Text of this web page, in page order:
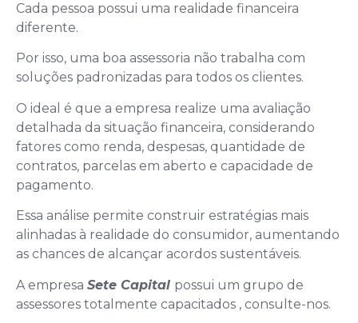
Cada pessoa possui uma realidade financeira
diferente.
Por isso, uma boa assessoria não trabalha com
soluções padronizadas para todos os clientes.
O ideal é que a empresa realize uma avaliação
detalhada da situação financeira, considerando
fatores como renda, despesas, quantidade de
contratos, parcelas em aberto e capacidade de
pagamento.
Essa análise permite construir estratégias mais
alinhadas à realidade do consumidor, aumentando
as chances de alcançar acordos sustentáveis.
A empresa Sete Capital possui um grupo de
assessores totalmente capacitados , consulte-nos.